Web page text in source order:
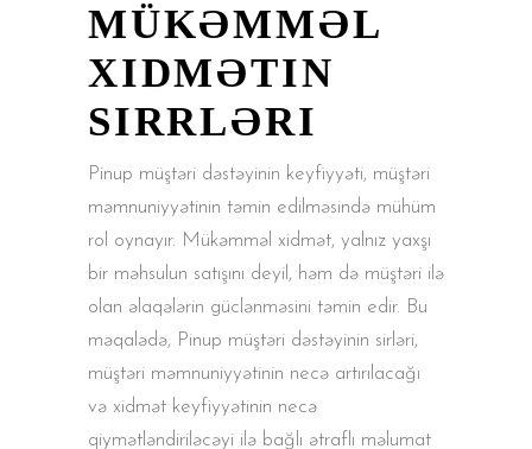
MÜKƏMMƏL
XIDMƏTIN
SIRRLƏRI
Pinup müştəri dəstəyinin keyfiyyəti, müştəri
məmnuniyyətinin təmin edilməsində mühüm
rol oynayır. Mükəmməl xidmət, yalnız yaxşı
bir məhsulun satışını deyil, həm də müştəri ilə
olan əlaqələrin güclənməsini təmin edir. Bu
məqalədə, Pinup müştəri dəstəyinin sirləri,
müştəri məmnuniyyətinin necə artırılacağı
və xidmət keyfiyyətinin necə
qiymətləndiriləcəyi ilə bağlı ətraflı məlumat